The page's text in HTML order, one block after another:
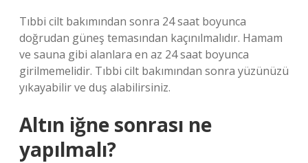
Tıbbi cilt bakımından sonra 24 saat boyunca
doğrudan güneş temasından kaçınılmalıdır. Hamam
ve sauna gibi alanlara en az 24 saat boyunca
girilmemelidir. Tıbbi cilt bakımından sonra yüzünüzü
yıkayabilir ve duş alabilirsiniz.
Altın iğne sonrası ne
yapılmalı?